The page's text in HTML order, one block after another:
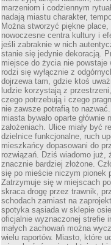
marzeniom i codziennym
nadają miastu charakter,
Można stworzyć piękne
nowoczesne centra kultury i
jeśli zabraknie w nich
stanie się jedynie dekoracją.
miejsce do życia nie powstaje
rodzi się wyłącznie z
dojrzewa tam, gdzie ktoś
ludzie korzystają z
czego potrzebują i czego
nie zawsze potrafią to
miasta bywało oparte głównie
założeniach. Ulice miały być
dzielnice funkcjonalne, ruch
mieszkańcy dopasowani do
rozwiązań. Dziś wiadomo już,
znacznie bardziej złożone.
się po mieście niczym pionek
Zatrzymuje się w miejscach
skraca drogę przez trawnik,
schodach zamiast na
spotyka sąsiada w sklepie
oficjalnie wyznaczonej strefie
małych zachowań można
wielu raportów. Miasto, które